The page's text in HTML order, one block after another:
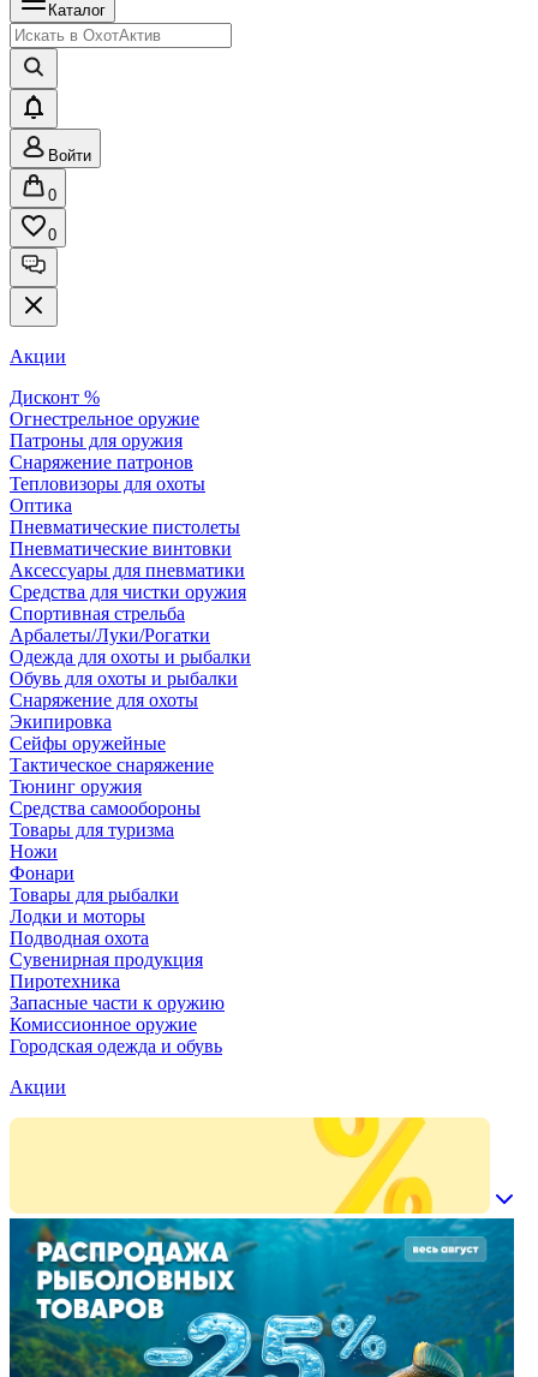
Каталог
Войти
0
0
Акции
Дисконт %
Огнестрельное оружие
Патроны для оружия
Снаряжение патронов
Тепловизоры для охоты
Оптика
Пневматические пистолеты
Пневматические винтовки
Аксессуары для пневматики
Средства для чистки оружия
Спортивная стрельба
Арбалеты/Луки/Рогатки
Одежда для охоты и рыбалки
Обувь для охоты и рыбалки
Снаряжение для охоты
Экипировка
Сейфы оружейные
Тактическое снаряжение
Тюнинг оружия
Средства самообороны
Товары для туризма
Ножи
Фонари
Товары для рыбалки
Лодки и моторы
Подводная охота
Сувенирная продукция
Пиротехника
Запасные части к оружию
Комиссионное оружие
Городская одежда и обувь
Акции